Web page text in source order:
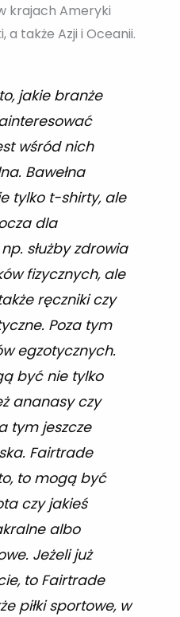
krajach Ameryki
a także Azji i Oceanii.
jakie branże
wśród nich
Bawełna
tylko t-shirty, ale
dla
służby zdrowia
fizycznych, ale
ręczniki czy
Poza tym
egzotycznych.
być nie tylko
ananasy czy
tym jeszcze
Fairtrade
to mogą być
czy jakieś
albo
Jeżeli już
to Fairtrade
piłki sportowe, w